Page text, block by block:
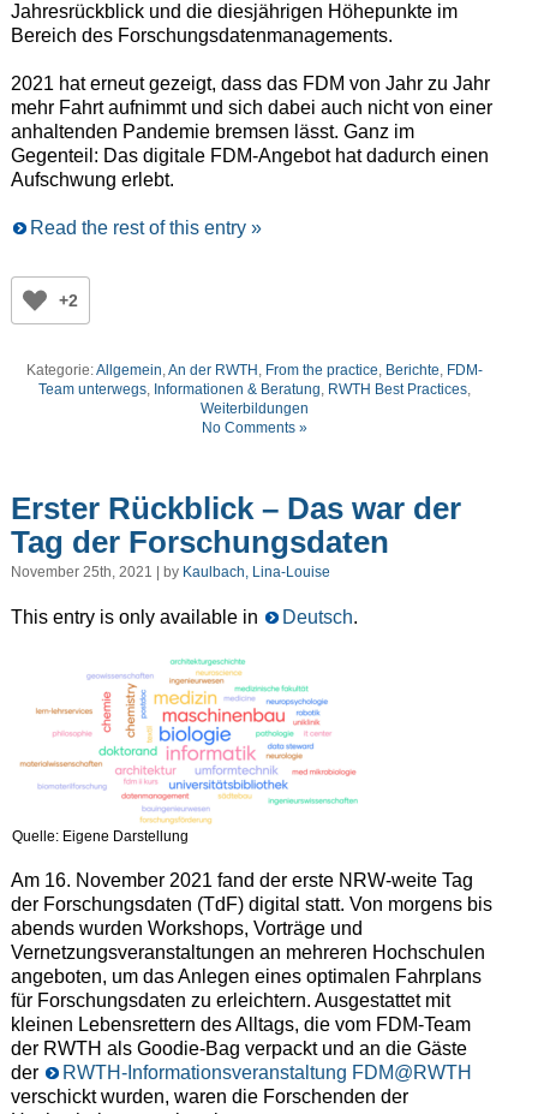
Jahresrückblick und die diesjährigen Höhepunkte im
Bereich des Forschungsdatenmanagements.
2021 hat erneut gezeigt, dass das FDM von Jahr zu Jahr
mehr Fahrt aufnimmt und sich dabei auch nicht von einer
anhaltenden Pandemie bremsen lässt. Ganz im
Gegenteil: Das digitale FDM-Angebot hat dadurch einen
Aufschwung erlebt.
Read the rest of this entry »
+2
Kategorie:Allgemein,An der RWTH , From the practice, Berichte, FDM-
Team unterwegs, Informationen & Beratung, RWTH Best Practices,
Weiterbildungen
No Comments »
Erster Rückblick – Das war der
Tag der Forschungsdaten
November 25th, 2021 | by Kaulbach, Lina-Louise
This entry is only available in Deutsch.
Quelle: Eigene Darstellung
Am 16. November 2021 fand der erste NRW-weite Tag
der Forschungsdaten (TdF) digital statt. Von morgens bis
abends wurden Workshops, Vorträge und
Vernetzungsveranstaltungen an mehreren Hochschulen
angeboten, um das Anlegen eines optimalen Fahrplans
für Forschungsdaten zu erleichtern. Ausgestattet mit
kleinen Lebensrettern des Alltags, die vom FDM-Team
der RWTH als Goodie-Bag verpackt und an die Gäste
der
RWTH-Informationsveranstaltung FDM@RWTH
verschickt wurden, waren die Forschenden der